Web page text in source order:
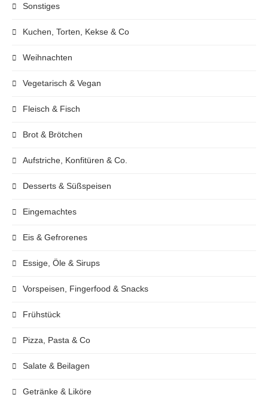
Sonstiges
Kuchen, Torten, Kekse & Co
Weihnachten
Vegetarisch & Vegan
Fleisch & Fisch
Brot & Brötchen
Aufstriche, Konfitüren & Co.
Desserts & Süßspeisen
Eingemachtes
Eis & Gefrorenes
Essige, Öle & Sirups
Vorspeisen, Fingerfood & Snacks
Frühstück
Pizza, Pasta & Co
Salate & Beilagen
Getränke & Liköre